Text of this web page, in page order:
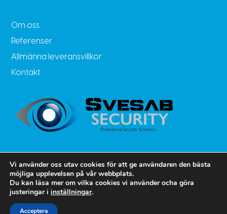
Om oss
Referenser
Allmänna leveransvillkor
Kontakt

Ring oss
Vi använder oss utav cookies för att ge användaren den bästa
möjliga upplevelsen på vår webbplats.
Du kan läsa mer om vilka cookies vi använder ocha göra
justeringar i inställningar.
Acceptera